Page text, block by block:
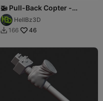
🚁 Pull-Back Copter -
Flying Propeller Toy
HellBz3D
 166 46